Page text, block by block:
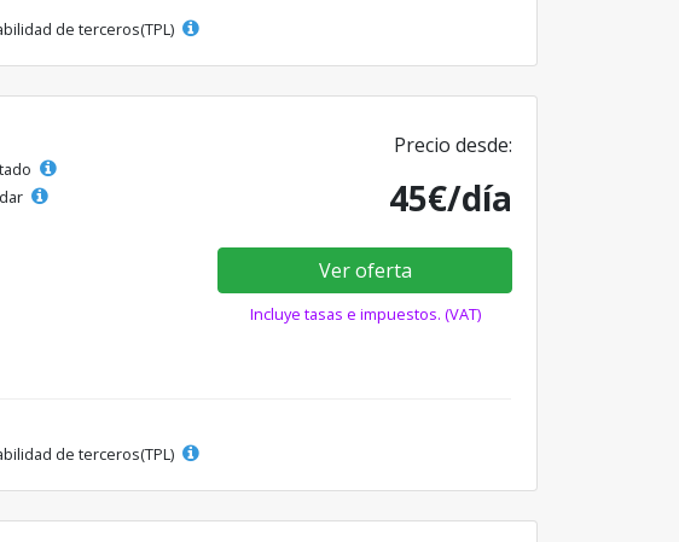
de terceros(TPL)
Precio desde:
45€/día
Ver oferta
Incluye tasas e impuestos. (VAT)
de terceros(TPL)